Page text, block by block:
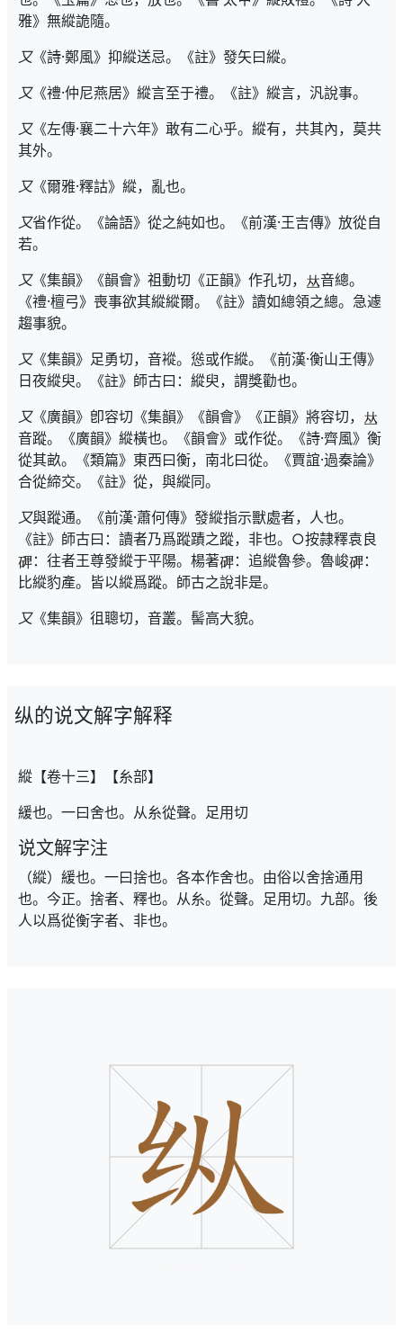
雅》無縱詭隨。
又《詩·鄭風》抑縱送忌。《註》發矢曰縱。
又《禮·仲尼燕居》縱言至于禮。《註》縱言，汎說事。
又《左傳·襄二十六年》敢有二心乎。縱有，共其內，莫共
其外。
又《爾雅·釋詁》縱，亂也。
又省作從。《論語》從之純如也。《前漢·王吉傳》放從自
若。
又《集韻》《韻會》祖動切《正韻》作孔切，
音總。
《禮·檀弓》喪事欲其縱縱爾。《註》讀如總領之總。急遽
趨事貌。
又《集韻》足勇切，音䙕。慫或作縱。《前漢·衡山王傳》
日夜縱臾。《註》師古曰：縱臾，謂獎勸也。
又《廣韻》卽容切《集韻》《韻會》《正韻》將容切，
音蹤。《廣韻》縱橫也。《韻會》或作從。《詩·齊風》衡
從其畝。《類篇》東西曰衡，南北曰從。《賈誼·過秦論》
合從締交。《註》從，與縱同。
又與蹤通。《前漢·蕭何傳》發縱指示獸處者，人也。
《註》師古曰：讀者乃爲蹤蹟之蹤，非也。○按隷釋袁良
：往者王尊發縱于平陽。楊著
：追縱魯參。魯峻
：
比縱豹產。皆以縱爲蹤。師古之說非是。
又《集韻》徂聰切，音叢。髻高大貌。
纵的说文解字解释
縱【卷十三】【糸部】
緩也。一曰舍也。从糸從聲。足用切
说文解字注
（縱）緩也。一曰捨也。各本作舍也。由俗以舍捨通用
也。今正。捨者、釋也。从糸。從聲。足用切。九部。後
人以爲從衡字者、非也。